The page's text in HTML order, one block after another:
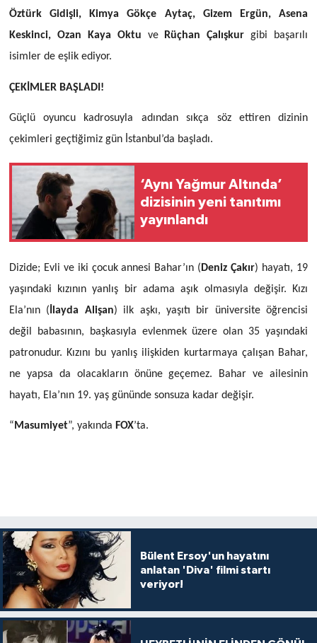
Öztürk Gidişli, Kimya Gökçe Aytaç, Gizem Ergün, Asena
Keskinci, Ozan Kaya Oktu veRüçhan Çalışkurgibi başarılı
isimler de eşlik ediyor.
ÇEKİMLER BAŞLADI!
Güçlü oyuncu kadrosuyla adından sıkça söz ettiren dizinin
çekimleri geçtiğimiz gün İstanbul’da başladı.
‘Aynı Yağmur Altında’
dizisinin yeni tanıtımı
yayınlandı
Dizide; Evli ve iki çocuk annesi Bahar’ın ( Deniz Çakır) hayatı, 19
yaşındaki kızının yanlış bir adama aşık olmasıyla değişir. Kızı
Ela’nın ( İlayda Alişan) ilk aşkı, yaşıtı bir üniversite öğrencisi
değil babasının, başkasıyla evlenmek üzere olan 35 yaşındaki
patronudur. Kızını bu yanlış ilişkiden kurtarmaya çalışan Bahar,
ne yapsa da olacakların önüne geçemez. Bahar ve ailesinin
hayatı, Ela’nın 19. yaş gününde sonsuza kadar değişir.
“Masumiyet”, yakında FOX’ta.
Bülent Ersoy'un hayatını
anlatan 'Diva' filmi startı
veriyor!